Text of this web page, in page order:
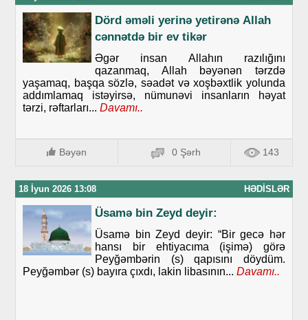
Dörd әmәli yеrinә yеtirәnə Аllаh
cәnnәtdә bir еv tikәr
Əgər insan Allahın razılığını
qazanmaq, Allah bəyənən tərzdə
yaşamaq, başqa sözlə, səadət və xoşbəxtlik yolunda
addımlamaq istəyirsə, nümunəvi insanların həyat
tərzi, rəftarları... Davamı..
Bəyən 0 Şərh 143
18 İyun 2026 13:08 HƏDISLƏR
Üsamə bin Zeyd deyir:
Üsamə bin Zeyd deyir: “Bir gecə hər
hansı bir ehtiyacıma (işimə) görə
Peyğəmbərin (s) qapısını döydüm.
Peyğəmbər (s) bayıra çıxdı, lakin libasının... Davamı..